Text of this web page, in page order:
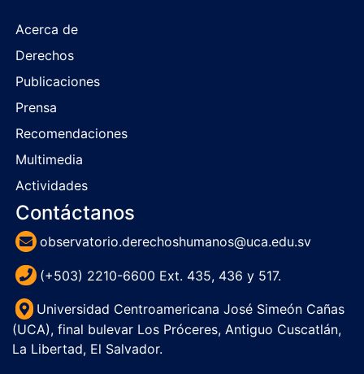
Acerca de
Derechos
Publicaciones
Prensa
Recomendaciones
Multimedia
Actividades
Contáctanos
observatorio.derechoshumanos@uca.edu.sv
(+503) 2210-6600 Ext. 435, 436 y 517.
Universidad Centroamericana José Simeón Cañas
(UCA), final bulevar Los Próceres, Antiguo Cuscatlán,
La Libertad, El Salvador.